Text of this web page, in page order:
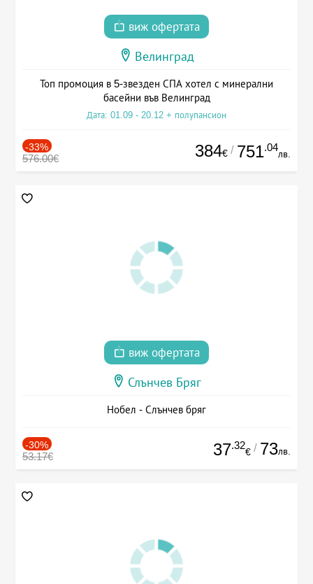
виж офертата
Велинград
Топ промоция в 5-звезден СПА хотел с минерални
басейни във Велинград
Дата: 01.09 - 20.12 + полупансион
-33%
576.00€ 384€ / 751.04
лв.
виж офертата
Слънчев Бряг
Нобел - Слънчев бряг
-30%
53.17€ 37.32
€ / 73лв.